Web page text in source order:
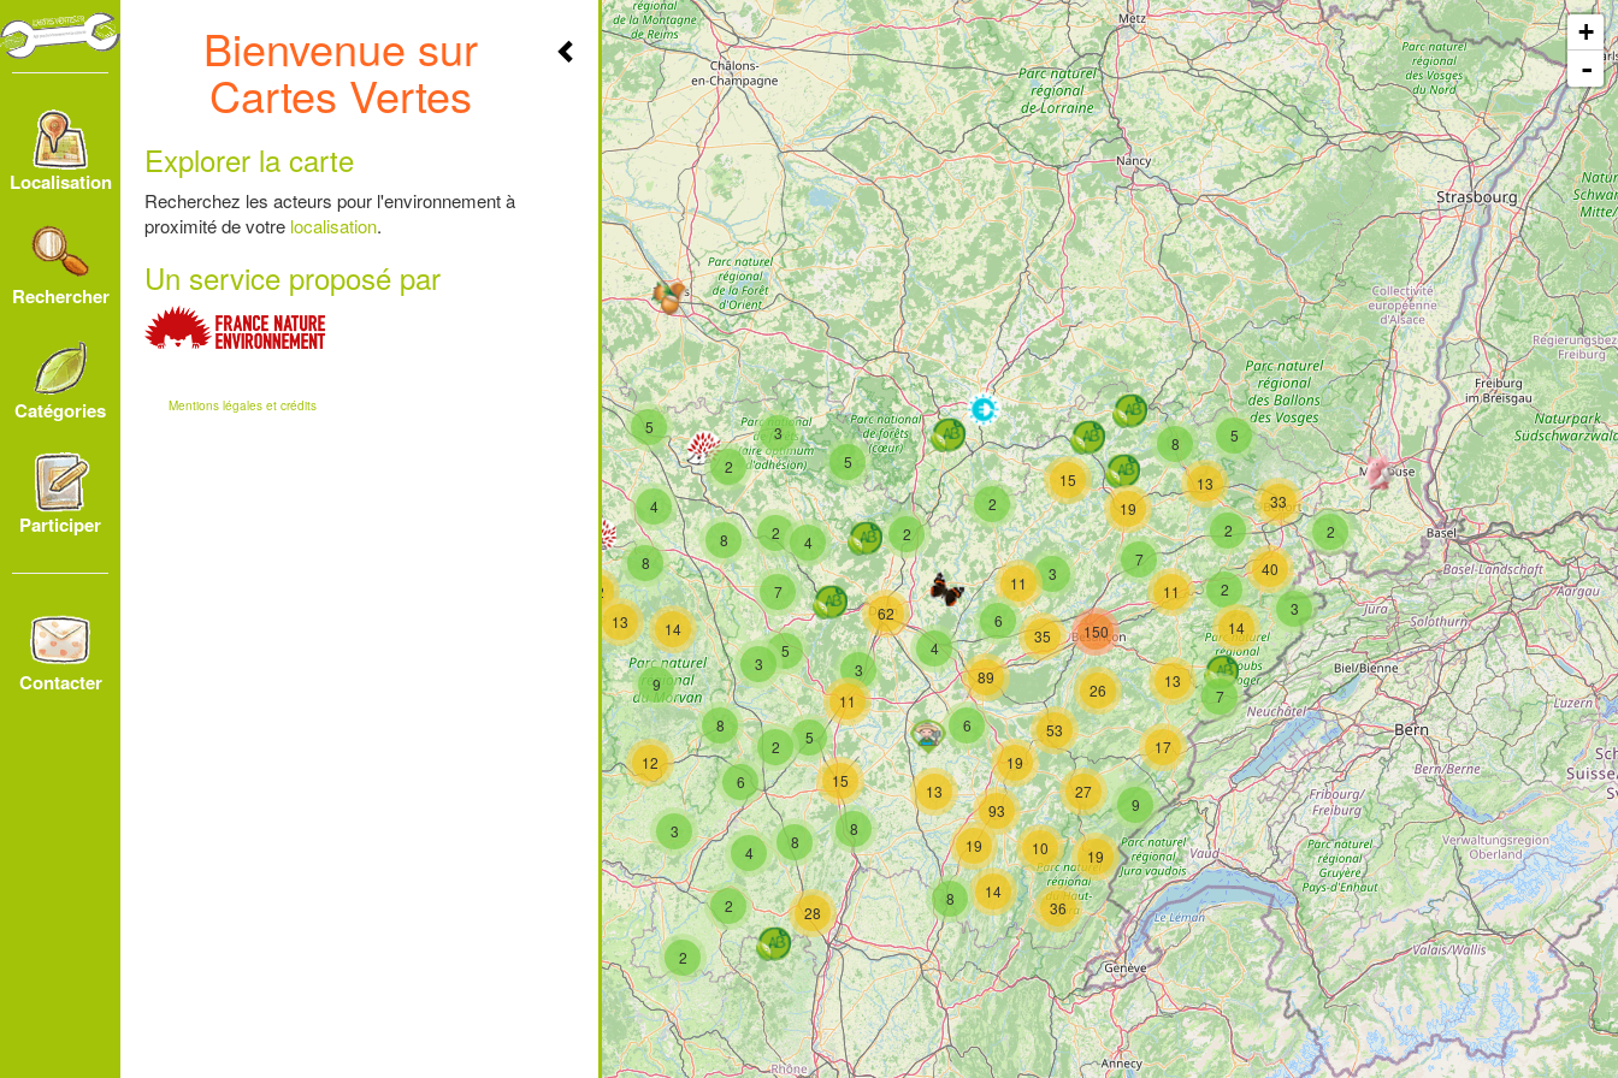
Localisation
Rechercher
Catégories
Participer
Contacter
Bienvenue sur
Cartes Vertes
Explorer la carte
Recherchez les acteurs pour l'environnement à
proximité de votre localisation.
Un service proposé par
Mentions légales et crédits
8
10
19
3
5
4
5
5
2 4
4
2
2
2
5
2
6
3
2
15
11
6
13
12
14
8
3
3
2
2
36
14
13
6
7
8
8
28
8
12
8
5
9
9
15
3
2
2
3
40
89
93
27
19
19
53
17
26
11
33
11
35
19
13
14
8
4
7
13
7
150
62
+
-